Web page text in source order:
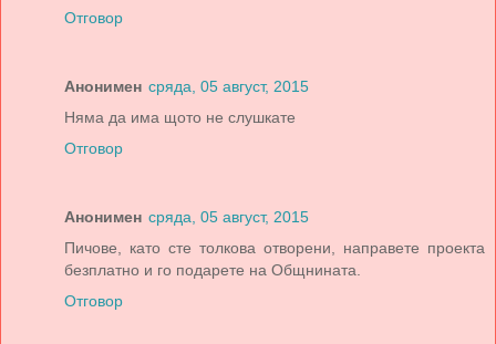
Отговор
Анонимен сряда, 05 август, 2015
Няма да има щото не слушкате
Отговор
Анонимен сряда, 05 август, 2015
Пичове, като сте толкова отворени, направете проекта
безплатно и го подарете на Общнината.
Отговор